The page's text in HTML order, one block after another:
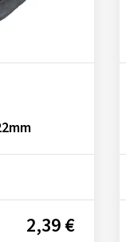
2,39 €